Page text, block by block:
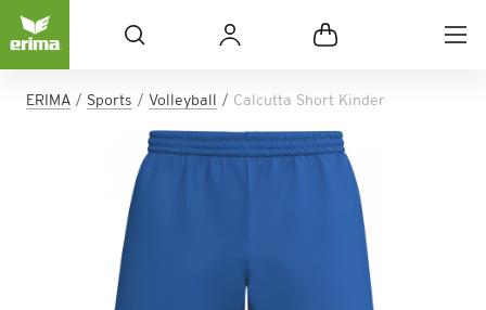
ERIMA Sports Volleyball Calcutta Short Kinder